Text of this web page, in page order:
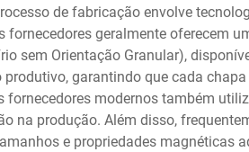
de fabricação envolve
geralmente oferecem
sem Orientação Granular),
garantindo que cada
modernos também
na produção. Além disso,
e propriedades magnéticas